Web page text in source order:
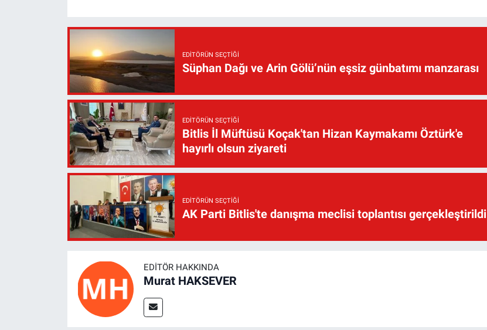
EDITÖRÜN SEÇTIĞI
Süphan Dağı ve Arin Gölü’nün eşsiz günbatımı manzarası
EDITÖRÜN SEÇTIĞI
Bitlis İl Müftüsü Koçak'tan Hizan Kaymakamı Öztürk'e
hayırlı olsun ziyareti
EDITÖRÜN SEÇTIĞI
AK Parti Bitlis'te danışma meclisi toplantısı gerçekleştirildi
EDITÖR HAKKINDA
Murat HAKSEVER